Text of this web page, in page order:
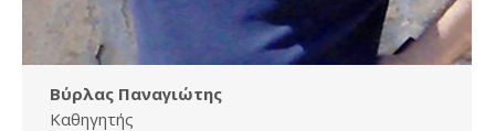
Βύρλας Παναγιώτης
Καθηγητής